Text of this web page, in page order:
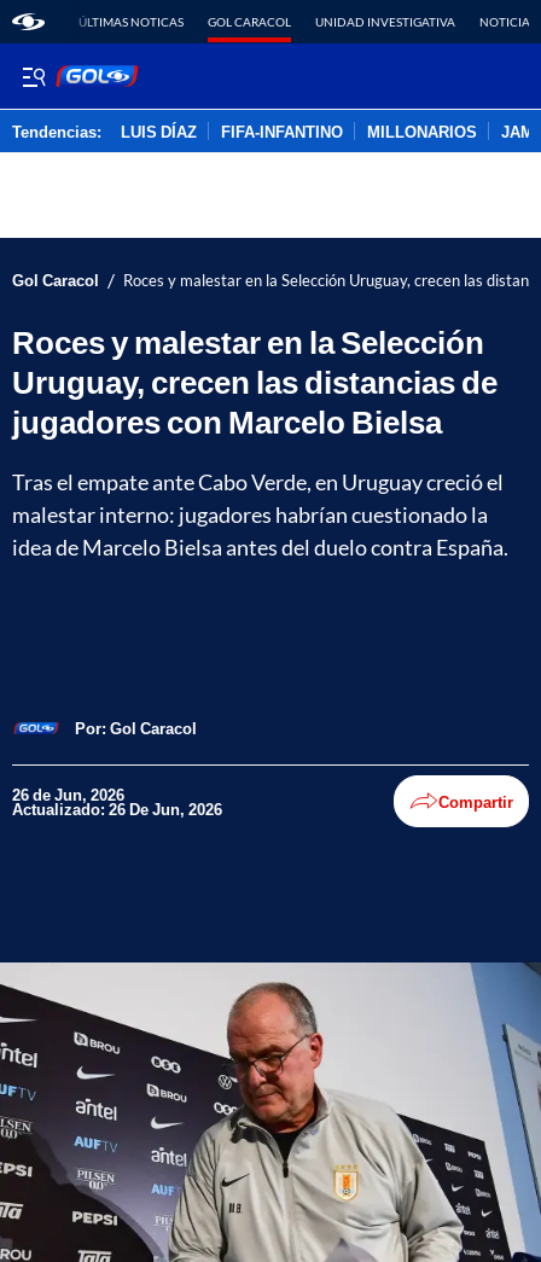
ÚLTIMAS NOTICAS GOL CARACOL UNIDAD INVESTIGATIVA NOTICIAS
Tendencias: LUIS DÍAZ FIFA-INFANTINO MILLONARIOS
Gol Caracol / Roces y malestar en la Selección Uruguay, crecen las
Roces y malestar en la Selección
Uruguay, crecen las distancias de
jugadores con Marcelo Bielsa
Tras el empate ante Cabo Verde, en Uruguay creció el
malestar interno: jugadores habrían cuestionado la
idea de Marcelo Bielsa antes del duelo contra España.
Por: Gol Caracol
26 de Jun, 2026
Actualizado: 26 De Jun, 2026 Compartir